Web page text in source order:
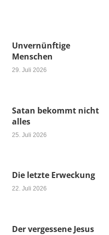
Unvernünftige
Menschen
29. Juli 2026
Satan bekommt nicht
alles
25. Juli 2026
Die letzte Erweckung
22. Juli 2026
Der vergessene Jesus